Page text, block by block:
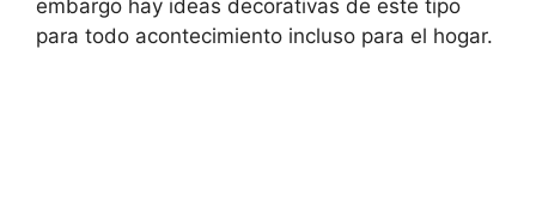
embargo hay ideas decorativas de este tipo
para todo acontecimiento incluso para el hogar.